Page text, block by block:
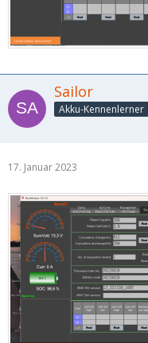
Sailor
Akku-Kennenlerner
17. Januar 2023